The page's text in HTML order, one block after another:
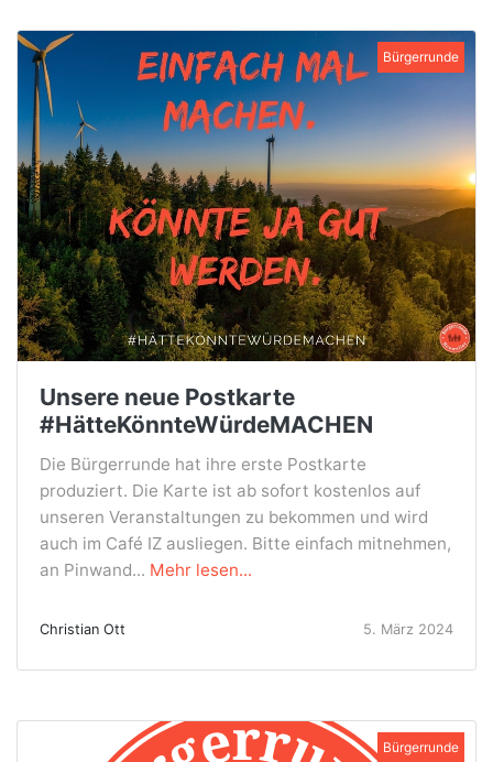
Bürgerrunde
Unsere neue Postkarte
#HätteKönnteWürdeMACHEN
Die Bürgerrunde hat ihre erste Postkarte
produziert. Die Karte ist ab sofort kostenlos auf
unseren Veranstaltungen zu bekommen und wird
auch im Café IZ ausliegen. Bitte einfach mitnehmen,
an Pinwand... Mehr lesen...
Christian Ott 5. März 2024
Bürgerrunde